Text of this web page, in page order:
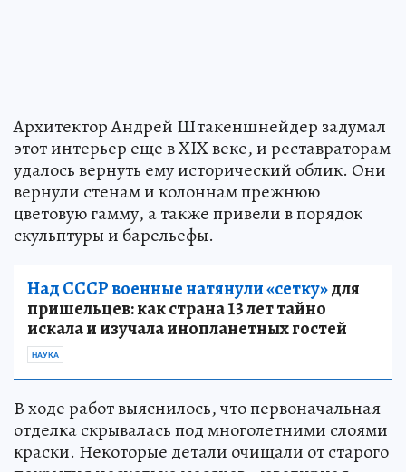
Архитектор Андрей Штакеншнейдер задумал
этот интерьер еще в XIX веке, и реставраторам
удалось вернуть ему исторический облик. Они
вернули стенам и колоннам прежнюю
цветовую гамму, а также привели в порядок
скульптуры и барельефы.
Над СССР военные натянули «сетку»для
пришельцев: как страна 13 лет тайно
искала и изучала инопланетных гостей
НАУКА
В ходе работ выяснилось, что первоначальная
отделка скрывалась под многолетними слоями
краски. Некоторые детали очищали от старого